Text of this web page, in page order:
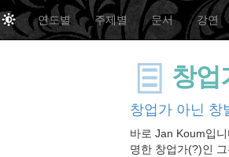
연도별 주제별 문서 강연
창업
창업가 아닌 창
바로 Jan Koum입
명한 창업가(?)인